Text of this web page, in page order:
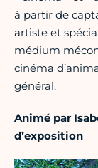
à partir de
artiste et
médium
cinéma
général.
Animé par
d’exposition